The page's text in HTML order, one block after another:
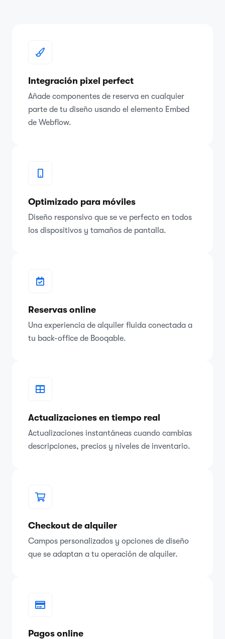
Integración pixel perfect
Añade componentes de reserva en cualquier
parte de tu diseño usando el elemento Embed
de Webflow.
Optimizado para móviles
Diseño responsivo que se ve perfecto en todos
los dispositivos y tamaños de pantalla.
Reservas online
Una experiencia de alquiler fluida conectada a
tu back-office de Booqable.
Actualizaciones en tiempo real
Actualizaciones instantáneas cuando cambias
descripciones, precios y niveles de inventario.
Checkout de alquiler
Campos personalizados y opciones de diseño
que se adaptan a tu operación de alquiler.
Pagos online